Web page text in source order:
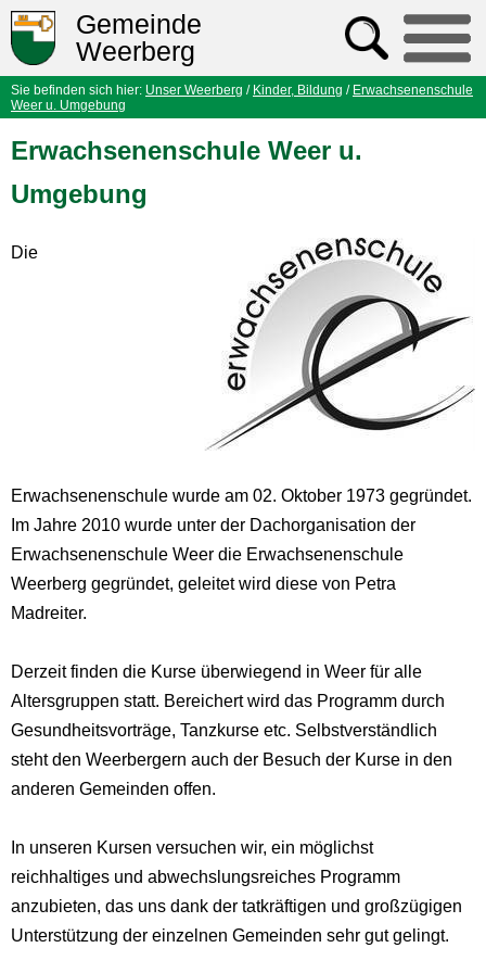
Gemeinde
Weerberg
Sie befinden sich hier: Unser Weerberg / Kinder, Bildung / Erwachsenenschule
Weer u. Umgebung
Erwachsenenschule Weer u.
Umgebung
Die
Erwachsenenschule wurde am 02. Oktober 1973 gegründet.
Im Jahre 2010 wurde unter der Dachorganisation der
Erwachsenenschule Weer die Erwachsenenschule
Weerberg gegründet, geleitet wird diese von Petra
Madreiter.
Derzeit finden die Kurse überwiegend in Weer für alle
Altersgruppen statt. Bereichert wird das Programm durch
Gesundheitsvorträge, Tanzkurse etc. Selbstverständlich
steht den Weerbergern auch der Besuch der Kurse in den
anderen Gemeinden offen.
In unseren Kursen versuchen wir, ein möglichst
reichhaltiges und abwechslungsreiches Programm
anzubieten, das uns dank der tatkräftigen und großzügigen
Unterstützung der einzelnen Gemeinden sehr gut gelingt.